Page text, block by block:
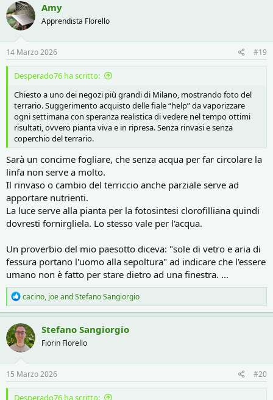
Amy
Apprendista Florello
14 Marzo 2026 #19
Desperado76 ha scritto:
Chiesto a uno dei negozi più grandi di Milano, mostrando foto del
terrario. Suggerimento acquisto delle fiale “help” da vaporizzare
ogni settimana con speranza realistica di vedere nel tempo ottimi
risultati, ovvero pianta viva e in ripresa. Senza rinvasi e senza
coperchio del terrario.
Sarà un concime fogliare, che senza acqua per far circolare la
linfa non serve a molto.
Il rinvaso o cambio del terriccio anche parziale serve ad
apportare nutrienti.
La luce serve alla pianta per la fotosintesi clorofilliana quindi
dovresti fornirgliela. Lo stesso vale per l'acqua.
Un proverbio del mio paesotto diceva: "sole di vetro e aria di
fessura portano l'uomo alla sepoltura" ad indicare che l'essere
umano non è fatto per stare dietro ad una finestra. ...
R
e
a
c
t
i
o
n
s
:
cacino, joeandStefano Sangiorgio
Stefano Sangiorgio
Fiorin Florello
15 Marzo 2026 #20
Desperado76 ha scritto: